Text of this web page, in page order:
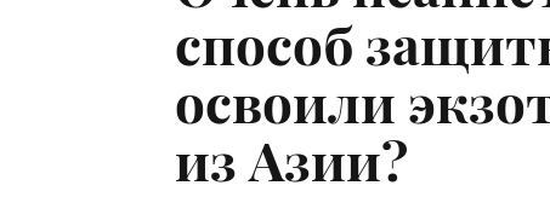
способ
освоили
из Азии?